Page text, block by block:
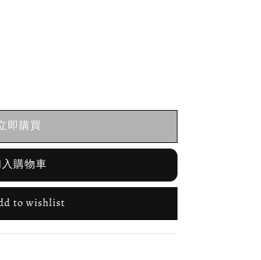
即購買
購物車
to wishlist